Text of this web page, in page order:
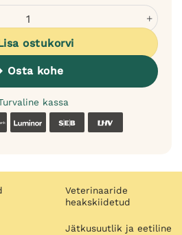
koertele - neutraliseerib
ostukorvi
Osta kohe
kassa
Coop Luminor SEB
Veterinaaride
heakskiidetud
Jätkusuutlik ja eetiline